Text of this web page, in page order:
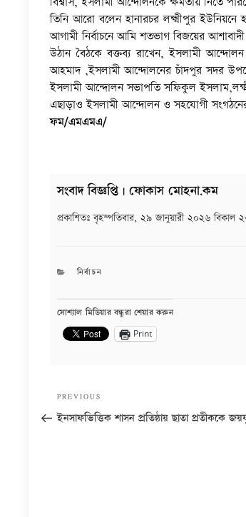
তিনি আরো বলেন হানারচর লক্ষ্মীপুর
আগামী নির্বাচনে আমি শতভাগ বিজয়ের
উঠান বৈঠকে বক্তব্য রাখেন, ইসলামী
আহমাদ ,ইসলামী আন্দোলনের চাঁদপুর সদর
ইসলামী আন্দোলন সভাপতি সফিকুল
এছাড়াও ইসলামী আন্দোলন ও সহযোগী সংগঠনের
ফম/এমএমএ/
সংবাদ বিজ্ঞপ্তি | ফোকাস মোহনা.কম
প্রকাশিতঃবৃহস্পতিবার, ২৯ জানুয়ারী ২০২৬ বিকাল
CATEGORIES
নির্বাচন
সোশ্যাল মিডিয়ার বন্ধুরা শেয়ার করুন
Print
Post
navigation
Previous
Post
PREVIOUS
ইনসাফভিত্তিক শাসন প্রতিষ্ঠায় ছাতা